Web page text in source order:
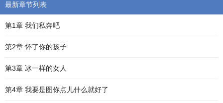
最新章节列表
第1章 我们私奔吧
第2章 怀了你的孩子
第3章 冰一样的女人
第4章 我要是图你点儿什么就好了